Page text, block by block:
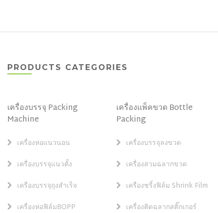
PRODUCTS CATEGORIES
เครื่องบรรจุ Packing
Machine
เครื่องห่อแนวนอน
เครื่องบรรจุแนวตั้ง
เครื่องบรรจุถุงสำเร็จ
เครื่องห่อฟิล์มBOPP
เครื่องแพ็คขวด Bottle
Packing
เครื่องบรรจุลงขวด
เครื่องสวมฉลากขวด
เครื่องชริ้งฟิล์ม Shrink Film
เครื่องติดฉลากสติ๊กเกอร์